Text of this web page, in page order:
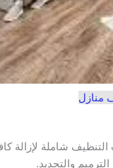
منازل
شاملة لإزالة كافة
والتجديد.